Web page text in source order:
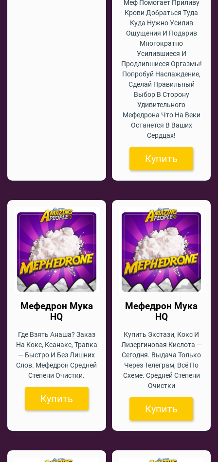
Меф Помогает Приливу
Крови Добраться Туда
Куда Нужно Усилив
Ощущения И Подарив
Многократно
Усилившиеся И
Продлившиеся Оргазмы!
Попробуй Наслаждение,
Сделай Правильный
Выбор В Сторону
Удивительного
Мефедрона Что На Веки
Останется В Ваших
Сердцах!
Купить
Мефедрон Мука
HQ
Где Взять Анаша? Заказ
На Кокс, Ксанакс, Травка
— Быстро И Без Лишних
Слов. Мефедрон Средней
Степени Очистки.
Купить
Мефедрон Мука
HQ
Купить Экстази, Кокс И
Лизергиновая Кислота —
Сегодня. Выдача Только
Через Телеграм, Всё По
Схеме. Средней Степени
Очистки
Купить